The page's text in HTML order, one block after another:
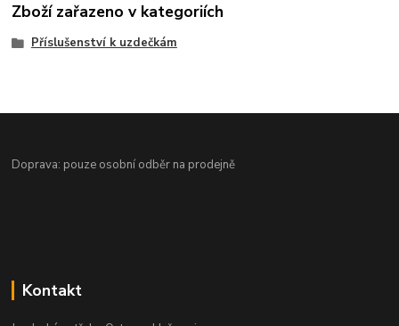
Zboží zařazeno v kategoriích
Příslušenství k uzdečkám
Doprava: pouze osobní odběr na prodejně
Kontakt